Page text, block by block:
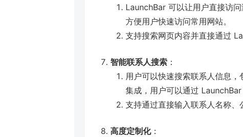
LaunchBar 可以让用户直接访
方便用户快速访问常用网站。
支持搜索网页内容并直接通过
智能联系人搜索 ：
用户可以快速搜索联系人信息
集成，用户可以通过
支持通过直接输入联系人名称、
高度定制化：